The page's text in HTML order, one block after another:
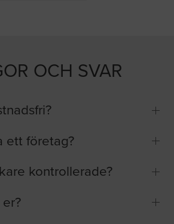
OCH SVAR
ett företag?
kontrollerade?